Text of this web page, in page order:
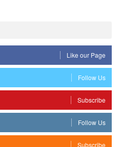
Like our Page
Follow Us
Subscribe
Follow Us
Subscribe